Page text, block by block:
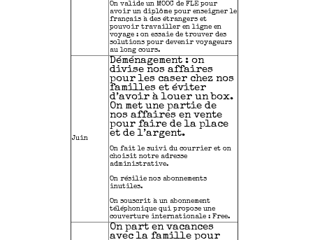
On valide un MOOC de FLE pour
avoir un diplôme pour enseigner le
français à des étrangers et
pouvoir travailler en ligne en
voyage : on essaie de trouver des
solutions pour devenir voyageurs
au long cours.
Juin
Déménagement : on
divise nos affaires
pour les caser chez nos
familles et éviter
d’avoir à louer un box.
On met une partie de
nos affaires en vente
pour faire de la place
et de l’argent.
On fait le suivi du courrier et on
choisit notre adresse
administrative.
On résilie nos abonnements
inutiles.
On souscrit à un abonnement
téléphonique qui propose une
couverture internationale : Free.
On part en vacances
avec la famille pour